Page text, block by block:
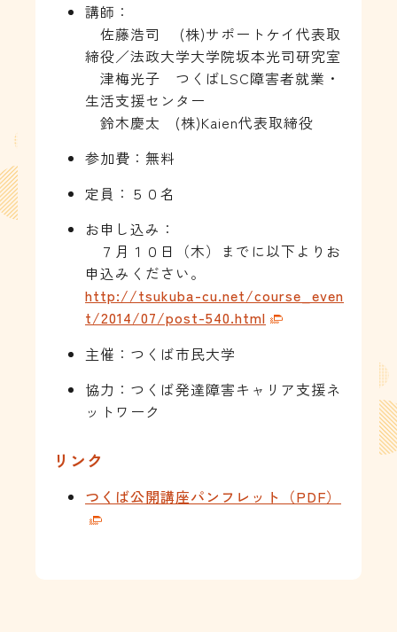
講師：
佐藤浩司 (株)サポートケイ代表取
締役／法政大学大学院坂本光司研究室
津梅光子 つくばLSC障害者就業・
生活支援センター
鈴木慶太 (株)Kaien代表取締役
参加費：無料
定員：５０名
お申し込み：
７月１０日（木）までに以下よりお
申込みください。
http://tsukuba-cu.net/course_even
t/2014/07/post-540.html
主催：つくば市民大学
協力：つくば発達障害キャリア支援ネ
ットワーク
リンク
つくば公開講座パンフレット（PDF）